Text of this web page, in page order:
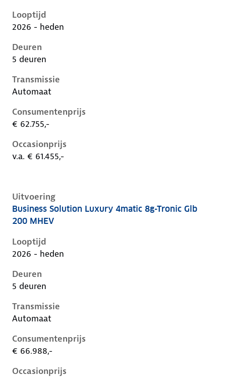
Looptijd
2026 - heden
Deuren
5 deuren
Transmissie
Automaat
Consumentenprijs
€ 62.755,-
Occasionprijs
v.a. € 61.455,-
Uitvoering
Mercedes Glb-Klasse ii-x248, glb 200 mhev, 135 kW,
Business Solution Luxury 4matic 8g-Tronic Glb
200 MHEV
Looptijd
2026 - heden
Deuren
5 deuren
Transmissie
Automaat
Consumentenprijs
€ 66.988,-
Occasionprijs